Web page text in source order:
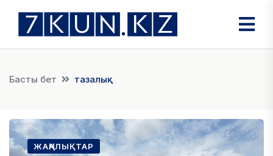
Басты бет тазалық
ЖАҢАЛЫҚТАР